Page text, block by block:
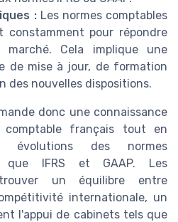
:Les normes comptables
constamment pour répondre
Cela implique une
de mise à jour, de formation
des nouvelles dispositions.
donc une connaissance
comptable français tout en
des normes
que IFRS et GAAP. Les
un équilibre entre
internationale, un
l'appui de cabinets tels que